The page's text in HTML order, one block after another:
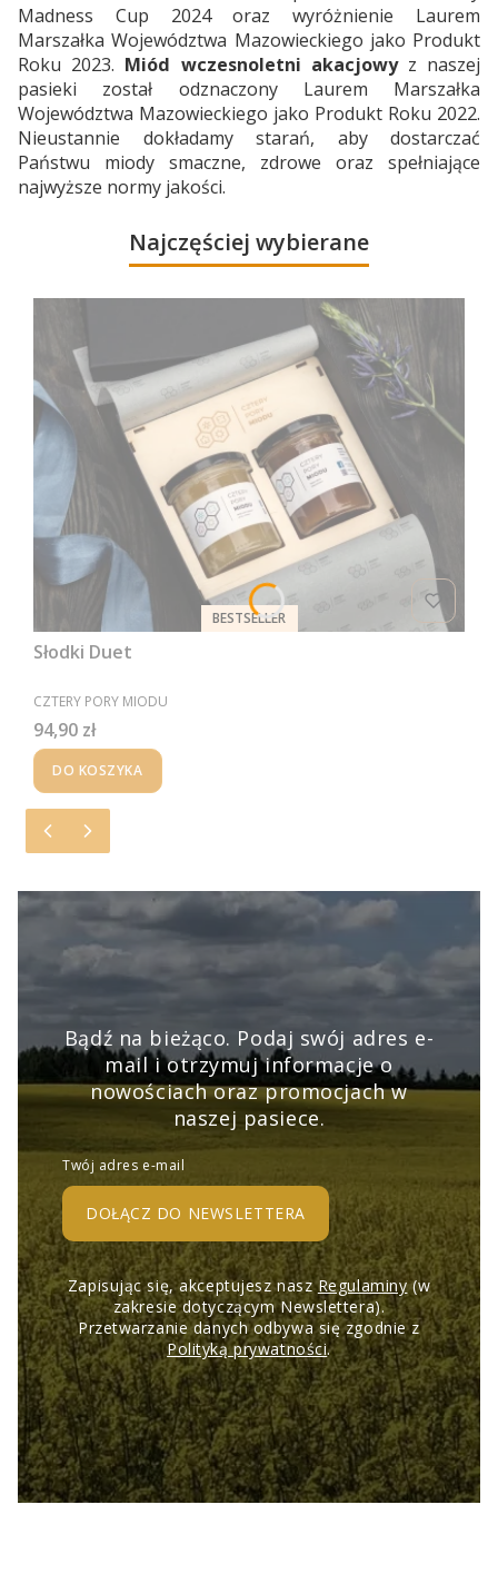
Madness Cup 2024 oraz wyróżnienie Laurem
Marszałka Województwa Mazowieckiego jako Produkt
Roku 2023. Miód wczesnoletni akacjowyz naszej
pasieki został odznaczony Laurem Marszałka
Województwa Mazowieckiego jako Produkt Roku 2022.
Nieustannie dokładamy starań, aby dostarczać
Państwu miody smaczne, zdrowe oraz spełniające
najwyższe normy jakości.
Najczęściej wybierane
BESTSELLER
Słodki Duet
PRODUCENT
CZTERY PORY MIODU
Cena
94,90 zł
DO KOSZYKA
Bądź na bieżąco. Podaj swój adres e-
mail i otrzymuj informacje o
nowościach oraz promocjach w
naszej pasiece.
Twój adres e-mail
DOŁĄCZ DO NEWSLETTERA
Zapisując się, akceptujesz naszRegulaminy(w
zakresie dotyczącym Newslettera).
Przetwarzanie danych odbywa się zgodnie z
Polityką prywatności.